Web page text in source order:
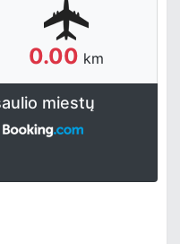
0.00 km
miestų